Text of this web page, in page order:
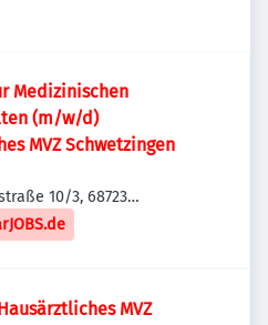
Medizinischen
(m/w/d)
MVZ Schwetzingen
10/3, 68723
MVZ